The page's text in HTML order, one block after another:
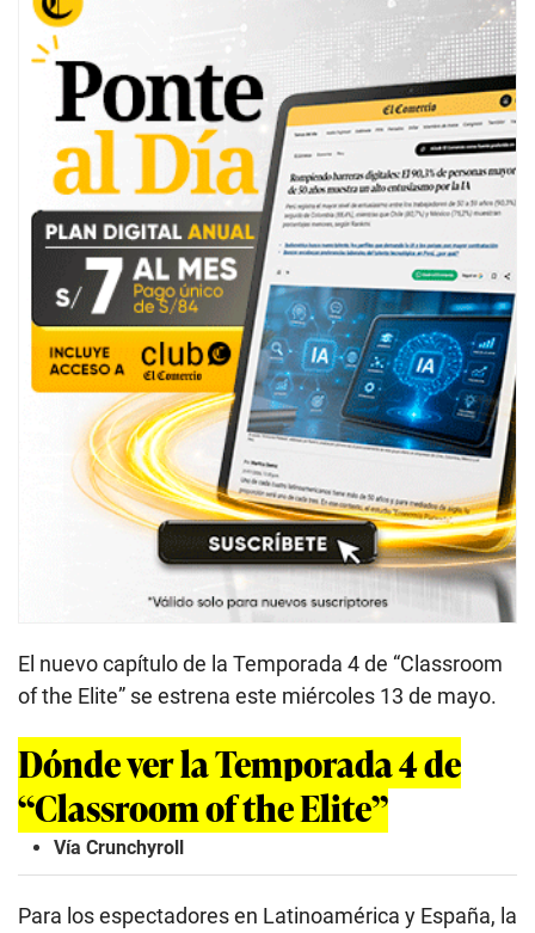
El nuevo capítulo de la Temporada 4 de “Classroom
of the Elite” se estrena este miércoles 13 de mayo.
Dónde ver la Temporada 4 de
“Classroom of the Elite”
Vía Crunchyroll
Para los espectadores en Latinoamérica y España, la